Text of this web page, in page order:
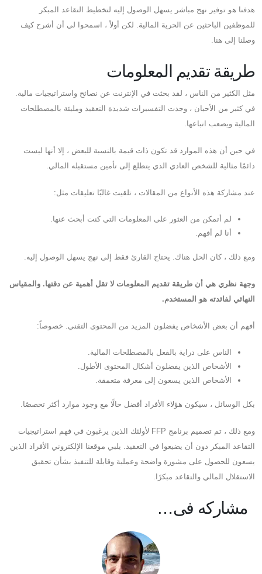
هدفنا هو توفير نهج مباشر يسهل الوصول إليه لتخطيط التقاعد المبكر
للموظفين الباحثين عن الحرية المالية. لكن أولاً ، اسمحوا لي أن أشرح كيف
وصلنا إلى هنا.
طريقة تقديم المعلومات
مثل الكثير من الناس ، لقد بحثت في الإنترنت عن نصائح واستراتيجيات مالية.
في كثير من الأحيان ، وجدت التفسيرات شديدة التعقيد ومليئة بالمصطلحات
المالية ويصعب اتباعها.
في حين أن هذه الموارد قد تكون ذات قيمة بالنسبة للبعض ، إلا أنها ليست
دائمًا مثالية للشخص العادي الذي يتطلع إلى تأمين مستقبله المالي.
عند مشاركة هذه الأنواع من المقالات ، تلقيت غالبًا تعليقات مثل:
لم أتمكن من العثور على المعلومات التي كنت أبحث عنها.
أنا لم أفهم.
ومع ذلك ، كان الحل هناك. يحتاج القارئ فقط إلى نهج يسهل الوصول إليه.
وجهة نظري هي أن طريقة تقديم المعلومات لا تقل أهمية عن دقتها. والمقياس
النهائي لفائدته هو المستخدم.
أفهم أن بعض الأشخاص يفضلون المزيد من المحتوى التقني. خصوصاً:
الناس على دراية بالفعل بالمصطلحات المالية.
الأشخاص الذين يفضلون أشكال المحتوى الأطول.
الأشخاص الذين يسعون إلى معرفة متعمقة.
بكل الوسائل ، سيكون هؤلاء الأفراد أفضل حالًا مع وجود موارد أكثر تخصصًا.
ومع ذلك ، تم تصميم برنامج FFP لأولئك الذين يرغبون في فهم استراتيجيات
التقاعد المبكر دون أن يضيعوا في التعقيد. يلبي موقعنا الإلكتروني الأفراد الذين
يسعون للحصول على مشورة واضحة وعملية وقابلة للتنفيذ بشأن تحقيق
الاستقلال المالي والتقاعد مبكرًا.
مشاركه فى…